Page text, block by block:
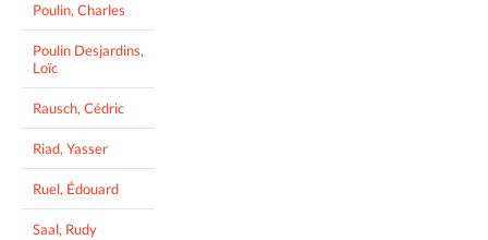
Poulin, Charles
Poulin Desjardins,
Loïc
Rausch, Cédric
Riad, Yasser
Ruel, Édouard
Saal, Rudy